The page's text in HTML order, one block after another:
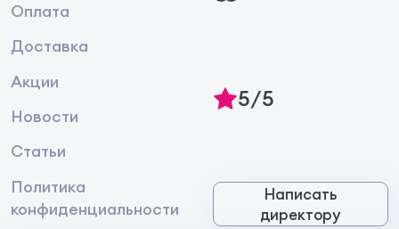
Оплата
Доставка
Акции
Новости
Статьи
Политика
конфиденциальности
5/5
Написать
директору